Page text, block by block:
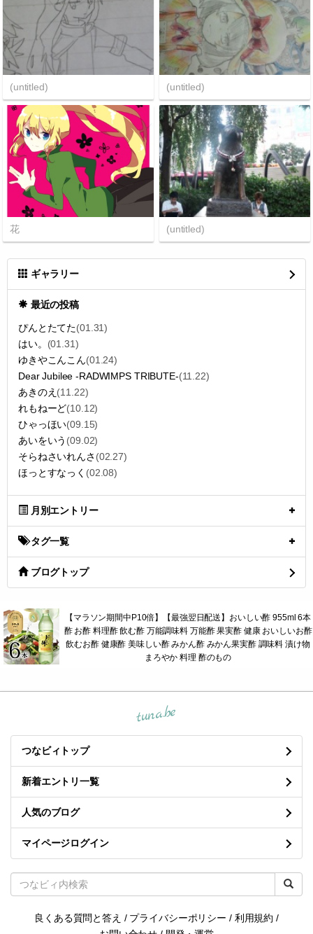
(untitled) (untitled)
花 (untitled)
ギャラリー
最近の投稿
ぴんとたてた(01.31)
はい。 (01.31)
ゆきやこんこん(01.24)
Dear Jubilee -RADWIMPS TRIBUTE-(11.22)
あきのえ (11.22)
れもねーど(10.12)
ひゃっほい(09.15)
あいをいう (09.02)
そらねさいれんさ (02.27)
ほっとすなっく (02.08)
月別エントリー
タグ一覧
ブログトップ
【マラソン期間中P10倍】【最強翌日配送】おいしい酢 955ml 6本
酢 お酢 料理酢 飲む酢 万能調味料 万能酢 果実酢 健康 おいしいお酢
飲むお酢 健康酢 美味しい酢 みかん酢 みかん果実酢 調味料 漬け物
まろやか 料理 酢のもの
tuna.be
つなビィトップ
新着エントリ一覧
人気のブログ
マイページログイン
良くある質問と答え / プライバシーポリシー / 利用規約 /